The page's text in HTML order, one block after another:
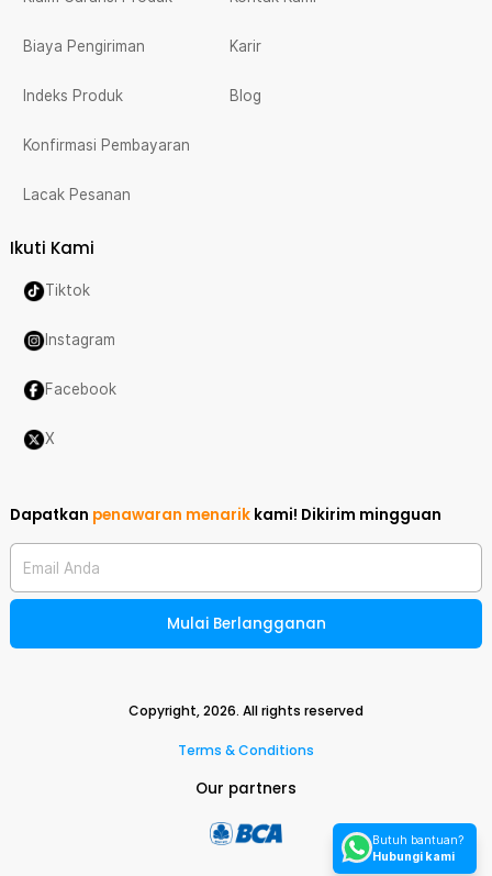
Biaya Pengiriman
Indeks Produk
Konfirmasi Pembayaran
Lacak Pesanan
Karir
Blog
Ikuti Kami
Tiktok
Instagram
Facebook
X
Dapatkan penawaran menarik kami! Dikirim mingguan
Email Anda
Mulai Berlangganan
Copyright,2026. All rights reserved
Terms & Conditions
Our partners
Butuh bantuan?
Hubungi kami